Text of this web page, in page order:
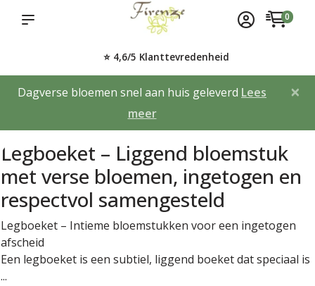
0
⭐ 4,6/5 Klanttevredenheid
Dagverse bloemen snel aan huis geleverd Lees
meer
×
Legboeket – Liggend bloemstuk
met verse bloemen, ingetogen en
respectvol samengesteld
Legboeket – Intieme bloemstukken voor een ingetogen
afscheid
Een legboeket is een subtiel, liggend boeket dat speciaal is
...